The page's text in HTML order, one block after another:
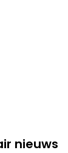
nieuws